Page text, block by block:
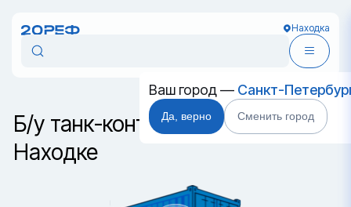
Находка
Ваш город — Санкт-
Да, верно Сменить город
Б/у танк-контейнер класса T12 в
Находке